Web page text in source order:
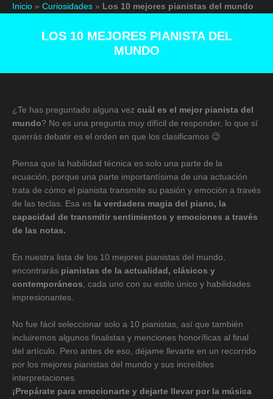
Inicio » Curiosidades » Los 10 mejores pianistas del mundo
LOS 10 MEJORES PIANISTA DEL
MUNDO
¿Te has preguntado alguna vez cuál es el mejor pianista del
mundo? No es una pregunta muy difícil de responder, lo que sí
querrás debatir es el orden en que los clasificamos 😉
Piensa que la habilidad técnica es solo una parte de la
ecuación, porque una parte importantísima de una actuación
trata de cómo el pianista transmite su pasión y emoción a través
de las teclas. Esa es la verdadera magia del piano, la
capacidad de transmitir sentimientos y emociones a través
de las notas.
En nuestra lista de los 10 mejores pianistas del mundo,
encontrarás pianistas de la actualidad, clásicos y
contemporáneos , cada uno con su estilo único y habilidades
impresionantes.
No fue fácil seleccionar solo a 10 pianistas, así que también
incluiremos algunos finalistas y menciones honoríficas al final
del artículo. Pero antes de eso, déjame llevarte en un recorrido
por los mejores pianistas del mundo y sus increíbles
interpretaciones.
¡Prepárate para emocionarte y dejarte llevar por la música